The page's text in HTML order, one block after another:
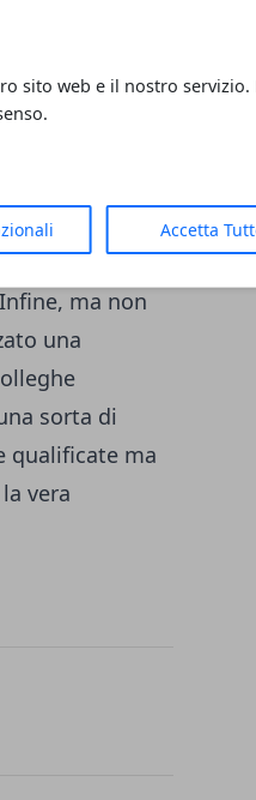
sito web e il nostro servizio.
Accetta
otto
Elina
soprattutto
La
alcun
del lotto,
ma non
una
sorta di
qualificate ma
vera